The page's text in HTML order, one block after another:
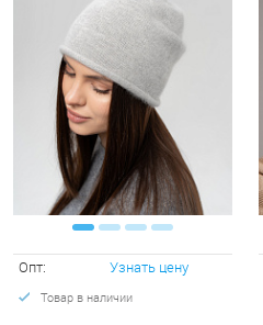
Опт: Узнать цену
Товар в наличии